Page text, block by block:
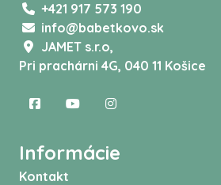
+421 917 573 190
info@babetkovo.sk
JAMET s.r.o,
Pri prachárni 4G, 040 11 Košice
Informácie
Kontakt